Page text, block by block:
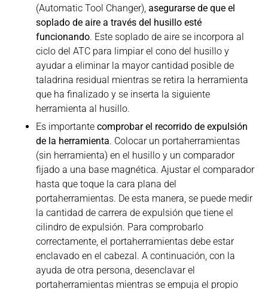
(Automatic Tool Changer), asegurarse de que el
soplado de aire a través del husillo esté
funcionando. Este soplado de aire se incorpora al
ciclo del ATC para limpiar el cono del husillo y
ayudar a eliminar la mayor cantidad posible de
taladrina residual mientras se retira la herramienta
que ha finalizado y se inserta la siguiente
herramienta al husillo.
Es importante comprobar el recorrido de expulsión
de la herramienta. Colocar un portaherramientas
(sin herramienta) en el husillo y un comparador
fijado a una base magnética. Ajustar el comparador
hasta que toque la cara plana del
portaherramientas. De esta manera, se puede medir
la cantidad de carrera de expulsión que tiene el
cilindro de expulsión. Para comprobarlo
correctamente, el portaherramientas debe estar
enclavado en el cabezal. A continuación, con la
ayuda de otra persona, desenclavar el
portaherramientas mientras se empuja el propio